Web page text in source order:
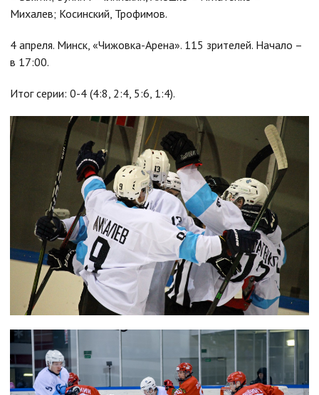
Михалев; Косинский, Трофимов.
4 апреля. Минск, «Чижовка-Арена». 115 зрителей. Начало –
в 17:00.
Итог серии: 0-4 (4:8, 2:4, 5:6, 1:4).